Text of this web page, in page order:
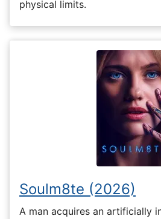
physical limits.
Soulm8te (2026)
A man acquires an artificially